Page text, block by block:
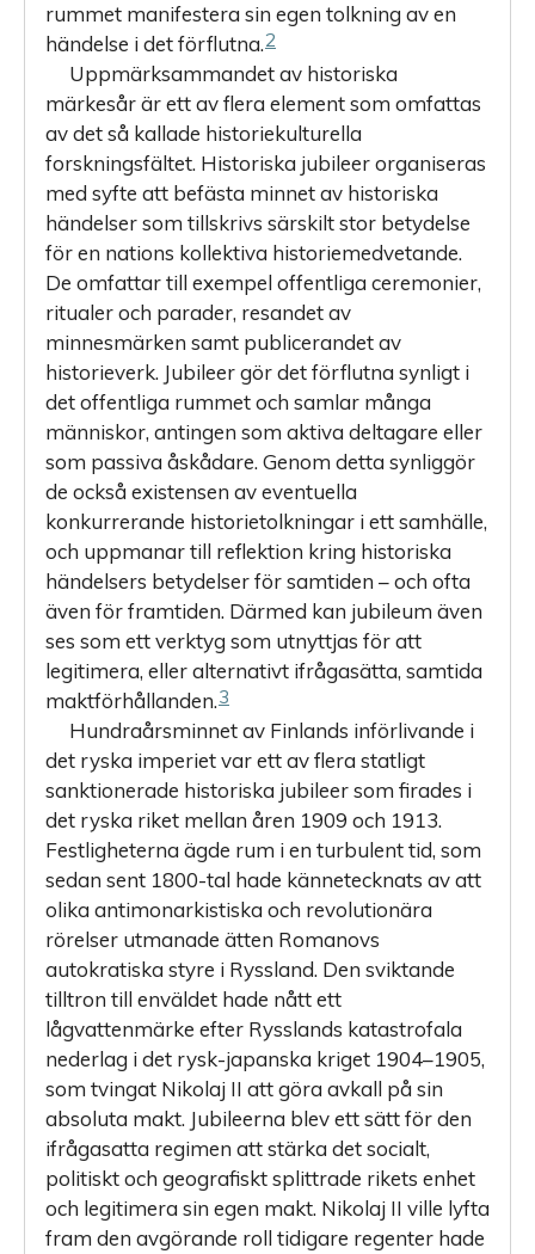
rummet manifestera sin egen tolkning av en
händelse i det förflutna.2
Uppmärksammandet av historiska
märkesår är ett av flera element som omfattas
av det så kallade historiekulturella
forskningsfältet. His­toriska jubileer organiseras
med syfte att befästa minnet av his­toriska
händelser som tillskrivs särskilt stor betydelse
för en nations kollektiva historiemedvetande.
De omfattar till exempel offentliga ceremonier,
ritualer och parader, resandet av
minnesmärken samt publicerandet av
historieverk. Jubileer gör det förflutna synligt i
det offentliga rummet och samlar många
människor, antingen som aktiva deltagare eller
som passiva åskådare. Genom detta synliggör
de också existensen av eventuella
konkurrerande historietolkningar i ett samhälle,
och uppmanar till reflektion kring historiska
händelsers betydelser för samtiden – och ofta
även för framtiden. Därmed kan jubileum även
ses som ett verktyg som utnyttjas för att
legitimera, eller alternativt ifrågasätta, samtida
maktförhållanden.3
Hundraårsminnet av Finlands införlivande i
det ryska imperiet var ett av flera statligt
sanktionerade historiska jubileer som firades i
det ryska riket mellan åren 1909 och 1913.
Festligheterna ägde rum i en turbulent tid, som
sedan sent 1800-tal hade kännetecknats av att
olika antimonarkistiska och revolutionära
rörelser utmanade ätten Romanovs
autokratiska styre i Ryssland. Den sviktande
tilltron till enväldet hade nått ett
lågvattenmärke efter Rysslands katastrofala
nederlag i det rysk-japanska kriget 1904–1905,
som tvingat Nikolaj II att göra avkall på sin
absoluta makt. Jubileerna blev ett sätt för den
ifrågasatta regimen att stärka det socialt,
politiskt och geografiskt splittrade rikets enhet
och legitimera sin egen makt. Nikolaj II ville lyfta
fram den avgörande roll tidigare regenter hade